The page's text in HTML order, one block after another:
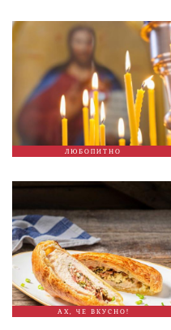
ЛЮБОПИТНО
АХ, ЧЕ ВКУСНО!